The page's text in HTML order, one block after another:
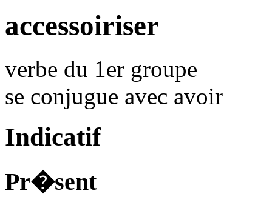
accessoiriser
verbe du 1er groupe
se conjugue avec avoir
Indicatif
Pr�sent